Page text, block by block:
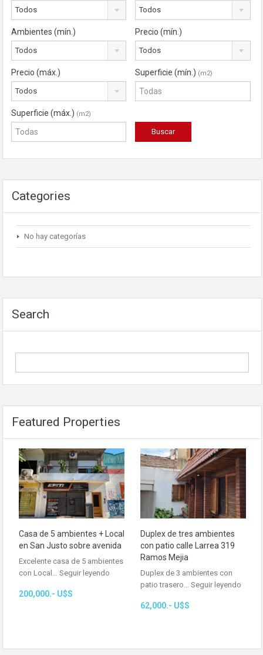
Todos Todos
Ambientes (mín.)
Todos
Precio (mín.)
Todos
Precio (máx.)
Todos
Superficie (mín.) (m2)
Superficie (máx.) (m2)
Categories
No hay categorías
Search
Featured Properties
Casa de 5 ambientes + Local
en San Justo sobre avenida
Excelente casa de 5 ambientes
con Local… Seguir leyendo
200,000.- U$S
Duplex de tres ambientes
con patio calle Larrea 319
Ramos Mejia
Duplex de 3 ambientes con
patio trasero… Seguir leyendo
62,000.- U$S